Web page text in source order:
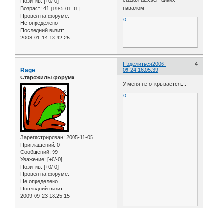
Возраст: 41 [1985-01-01]
Провел на форуме:
Не определено
Последний визит:
2008-01-14 13:42:25
навалом
0
Поделиться 4
2006-
09-24 16:05:39
Rage
Старожилы форума
Зарегистрирован: 2005-11-05
Приглашений: 0
Сообщений: 99
Уважение: [+0/-0]
Позитив: [+0/-0]
Провел на форуме:
Не определено
Последний визит:
2009-09-23 18:25:15
У меня не открывается....
0